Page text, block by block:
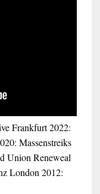
Frankfurt 2022:
Massenstreiks
Union Reneweal
London 2012: